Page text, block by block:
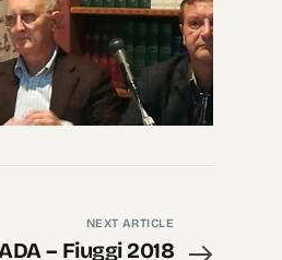
NEXT ARTICLE
– Fiuggi 2018